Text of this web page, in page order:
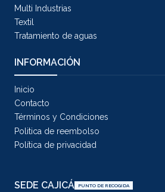
Multi Industrias
Textil
Tratamiento de aguas
INFORMACIÓN
Inicio
Contacto
Términos y Condiciones
Politica de reembolso
Política de privacidad
SEDE CAJICÁ PUNTO DE RECOGIDA